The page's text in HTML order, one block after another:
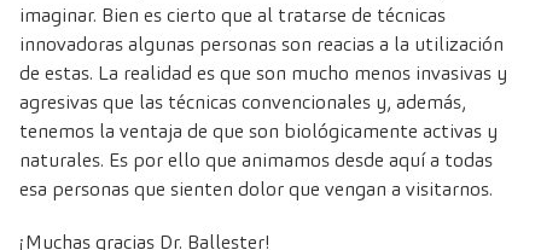
imaginar. Bien es cierto que al tratarse de técnicas
innovadoras algunas personas son reacias a la utilización
de estas. La realidad es que son mucho menos invasivas y
agresivas que las técnicas convencionales y, además,
tenemos la ventaja de que son biológicamente activas y
naturales. Es por ello que animamos desde aquí a todas
esa personas que sienten dolor que vengan a visitarnos.
¡Muchas gracias Dr. Ballester!